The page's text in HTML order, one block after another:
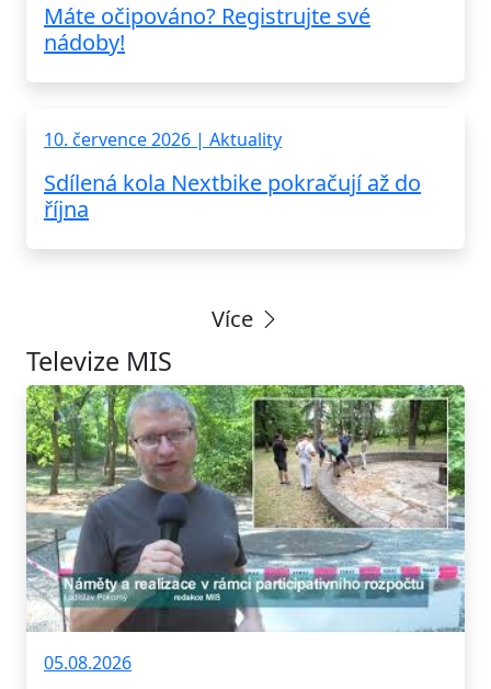
Máte očipováno? Registrujte své
nádoby!
10. července 2026 | Aktuality
Sdílená kola Nextbike pokračují až do
října
Více
Televize MIS
05.08.2026